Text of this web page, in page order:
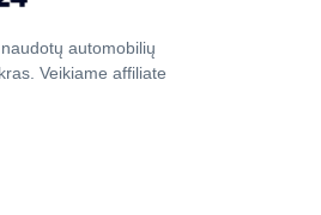
automobilių
Veikiame affiliate